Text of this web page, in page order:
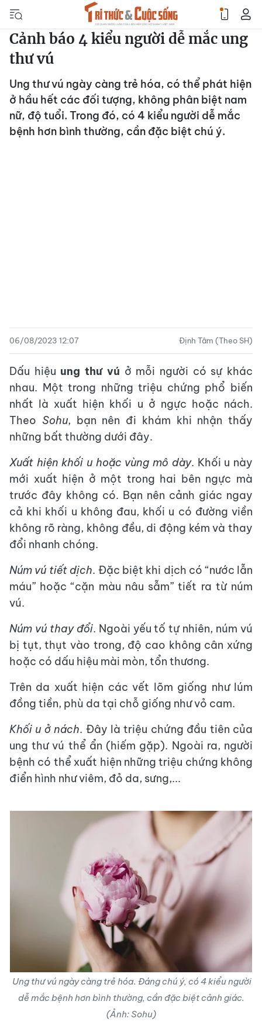
Cảnh báo 4 kiểu người dễ mắc ung
thư vú
Ung thư vú ngày càng trẻ hóa, có thể phát hiện
ở hầu hết các đối tượng, không phân biệt nam
nữ, độ tuổi. Trong đó, có 4 kiểu người dễ mắc
bệnh hơn bình thường, cần đặc biệt chú ý.
06/08/2023 12:07 Định Tâm (Theo SH)
Dấu hiệu ung thư vú ở mỗi người có sự khác
nhau. Một trong những triệu chứng phổ biến
nhất là xuất hiện khối u ở ngực hoặc nách.
Theo Sohu, bạn nên đi khám khi nhận thấy
những bất thường dưới đây.
Xuất hiện khối u hoặc vùng mô dày. Khối u này
mới xuất hiện ở một trong hai bên ngực mà
trước đây không có. Bạn nên cảnh giác ngay
cả khi khối u không đau, khối u có đường viền
không rõ ràng, không đều, di động kém và thay
đổi nhanh chóng.
Núm vú tiết dịch. Đặc biệt khi dịch có “nước lẫn
máu” hoặc “cặn màu nâu sẫm” tiết ra từ núm
vú.
Núm vú thay đổi. Ngoài yếu tố tự nhiên, núm vú
bị tụt, thụt vào trong, độ cao không cân xứng
hoặc có dấu hiệu mài mòn, tổn thương.
Trên da xuất hiện các vết lõm giống như lúm
đồng tiền, phù da tại chỗ giống như vỏ cam.
Khối u ở nách. Đây là triệu chứng đầu tiên của
ung thư vú thể ẩn (hiếm gặp). Ngoài ra, người
bệnh có thể xuất hiện những triệu chứng không
điển hình như viêm, đỏ da, sưng,...
Ung thư vú ngày càng trẻ hóa. Đáng chú ý, có 4 kiểu người
dễ mắc bệnh hơn bình thường, cần đặc biệt cảnh giác.
(Ảnh: Sohu)